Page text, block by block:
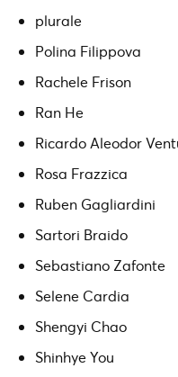
plurale
Polina Filippova
Rachele Frison
Ran He
Ricardo Aleodor
Rosa Frazzica
Ruben Gagliardini
Sartori Braido
Sebastiano Zafonte
Selene Cardia
Shengyi Chao
Shinhye You